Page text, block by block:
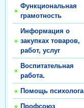
Функциональная
грамотность
Информация о
закупках товаров,
работ, услуг
Воспитательная
работа.
Помощь психолога
Профсоюз